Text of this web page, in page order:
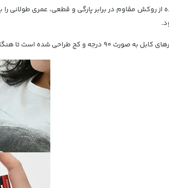
از روکش مقاوم در برابر پارگی و قطعی، عمری طولانی
است تا هنگام اتصال به گوشی به راحتی بتوانید از گوشی استفاده نمایید و کابل برای شما مزاحمتی ایجاد نکند.